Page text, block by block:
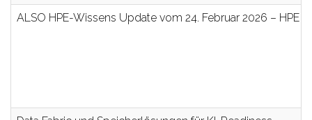
ALSO HPE-Wissens Update vom 24. Februar 2026 – HPE